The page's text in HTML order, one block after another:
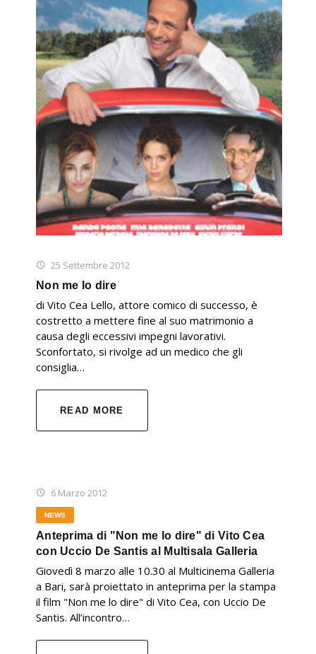
25 Settembre 2012
Non me lo dire
di Vito Cea Lello, attore comico di successo, è
costretto a mettere fine al suo matrimonio a
causa degli eccessivi impegni lavorativi.
Sconfortato, si rivolge ad un medico che gli
consiglia…
READ MORE
6 Marzo 2012
NEWS
Anteprima di "Non me lo dire" di Vito Cea
con Uccio De Santis al Multisala Galleria
Giovedì 8 marzo alle 10.30 al Multicinema Galleria
a Bari, sarà proiettato in anteprima per la stampa
il film "Non me lo dire" di Vito Cea, con Uccio De
Santis. All’incontro…